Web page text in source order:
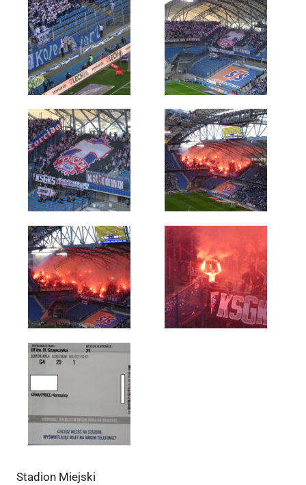
Stadion Miejski